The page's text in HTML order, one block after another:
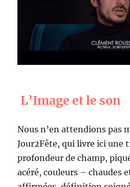
L’Image et le son
Nous n’en attendions pas
Jour2Fête, qui livre ici une
profondeur de champ,
acéré, couleurs – chaudes